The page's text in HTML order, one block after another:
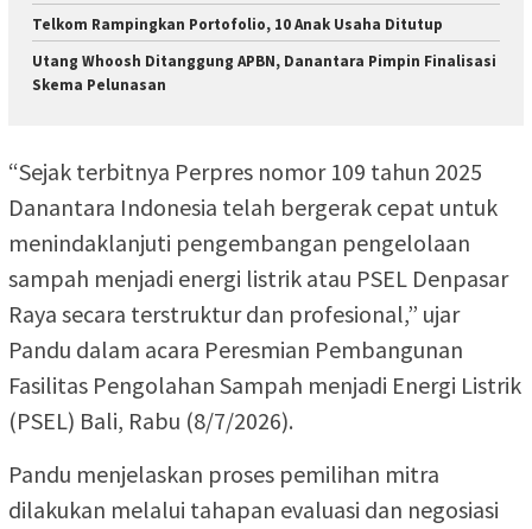
Telkom Rampingkan Portofolio, 10 Anak Usaha Ditutup
Utang Whoosh Ditanggung APBN, Danantara Pimpin Finalisasi
Skema Pelunasan
“Sejak terbitnya Perpres nomor 109 tahun 2025
Danantara Indonesia telah bergerak cepat untuk
menindaklanjuti pengembangan pengelolaan
sampah menjadi energi listrik atau PSEL Denpasar
Raya secara terstruktur dan profesional,” ujar
Pandu dalam acara Peresmian Pembangunan
Fasilitas Pengolahan Sampah menjadi Energi Listrik
(PSEL) Bali, Rabu (8/7/2026).
Pandu menjelaskan proses pemilihan mitra
dilakukan melalui tahapan evaluasi dan negosiasi